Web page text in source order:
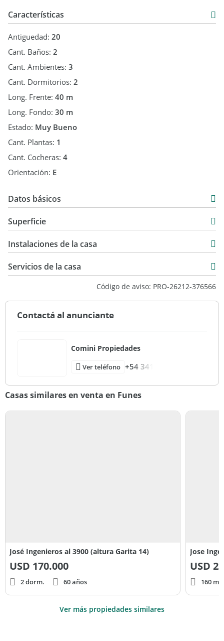
Electricidad
Pavimento
Internet
Valor: USD 189.000
Características
Antiguedad: 20
Cant. Baños: 2
Cant. Ambientes: 3
Cant. Dormitorios: 2
Long. Frente: 40 m
Long. Fondo: 30 m
Estado: Muy Bueno
Cant. Plantas: 1
Cant. Cocheras: 4
Orientación: E
Datos básicos
Venta
USD 189.000
Superficie
1.200 m2
1.200 m2
Instalaciones de la casa
Servicios de la casa
Código de aviso: PRO-26212-376566
Contactá al anunciante
Comini Propiedades
Ver teléfono +54 341
Casas similares en venta en Funes
José Ingenieros al 3900 (altura Garita 14)
USD 170.000
2 dorm. 60 años
Jose
USD
160
Ver más propiedades similares